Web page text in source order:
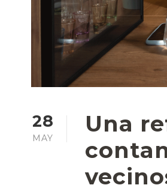
28
MAY
Una